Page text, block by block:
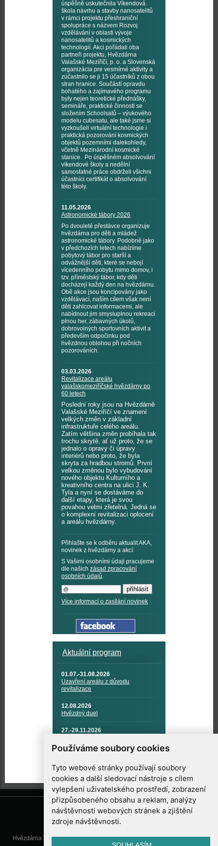
Používáme soubory cookies
Tyto webové stránky používají soubory
cookies a další sledovací nástroje s cílem
vylepšení uživatelského prostředí, zobrazení
přizpůsobeného obsahu a reklam, analýzy
návštěvnosti webových stránek a zjištění
zdroje návštěvnosti.
úspěšně uskutečnila Víkendová
škola návrhu a stavby nanosatelitů
v rámci projektu přeshraniční
spolupráce s názvem Rozvoj
vzdělávání v oblasti vývoje
nanosatelitů a kosmických
technologií. Akci pořádali oba
partneři projektu, Hvězdárna
Valašské Meziříčí, p. o. a Slovenská
organizácia pre vesmírné aktivity a
zúčastnilo se ji 15 účastníků z obou
stran hranice. Součástí opravdu
bohatého a zajímavého programu
byly nejen teoretické přednášky,
semináře, praktické činnosti se
složením Schoolsatů – výukového
modelu cubesatu, ale také jsme si
vyzkoušeli virtuální technologie i
praktická pozorování kosmických
objektů pozemními dalekohledy,
včetně Mezinárodní kosmické
stanice. Po úspěšném absolvování
víkendové školy a nedělní
samostatné práce obdrželi všichni
účastníci certifikát o absolvování
této školy.
11.05.2026
Astronomické tábory 2026
Po dvouleté přestávce organizuje
hvězdárna pro děti a mládež
astronomické tábory. Podobně jako
v předchozích letech nabízíme
pobytový tábor pro starší a
odvážnější děti, které se nebojí
vícedenního pobytu mimo domov, i
tzv. příměstský tábor, kdy děti
docházejí každý den na hvězdárnu.
Obě akce jsou koncipovány jako
vzdělávací, naším cílem však není
děti zahlcovat informacemi, ale
nabídnout jim smysluplnou rekreaci
plnou her, zábavných úkolů,
dobrovolných sportovních aktivit a
především odpočinku pod
hvězdnou oblohou při nočních
pozorováních.
03.03.2026
Revitalizace areálu
valašskomeziříčské hvězdárny po
60 letech
Poslední roky jsou na Hvězdárně
Valašské Meziříčí ve znamení
velkých změn v základní
infrastruktuře celého areálu.
Zatím většina změn probíhala tak
trochu skrytě, ať už proto, že se
jednalo o opravy či úpravy
interiérů nebo proto, že byla
skryta za hradbou stromů. První
velkou změnou bylo vybudování
nového objektu Kulturního a
kreativního centra na ulici J. K.
Tyla a nyní se dostáváme do
další etapy, která je svou
povahou velmi zřetelná. Jedná se
o komplexní revitalizaci oplocení
a areálu hvězdárny.
Přihlašte se k odběru aktualit AKA,
novinek z hvězdárny a akcí:
S Vašimi osobními údaji pracujeme
dle našich zásad zpracování
osobních údajů.
Více informací o zasílání novinek
Aktuální program
01.07.-31.08.2026
Uzavření areálu z důvodu
revitalizace
12.08.2026
Hvězdný duel
27.-29.11.2026
TECHNIKA A KOSMICKÉ
TECHNOLOGIE
Hvězdárna Valašské Meziříčí, příspěvková organizace, Vsetínská 78, 757